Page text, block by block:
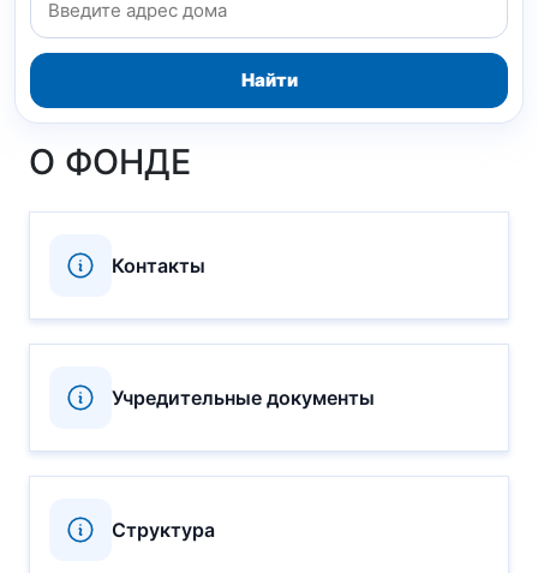
Найти
О ФОНДЕ
Контакты
Учредительные документы
Структура